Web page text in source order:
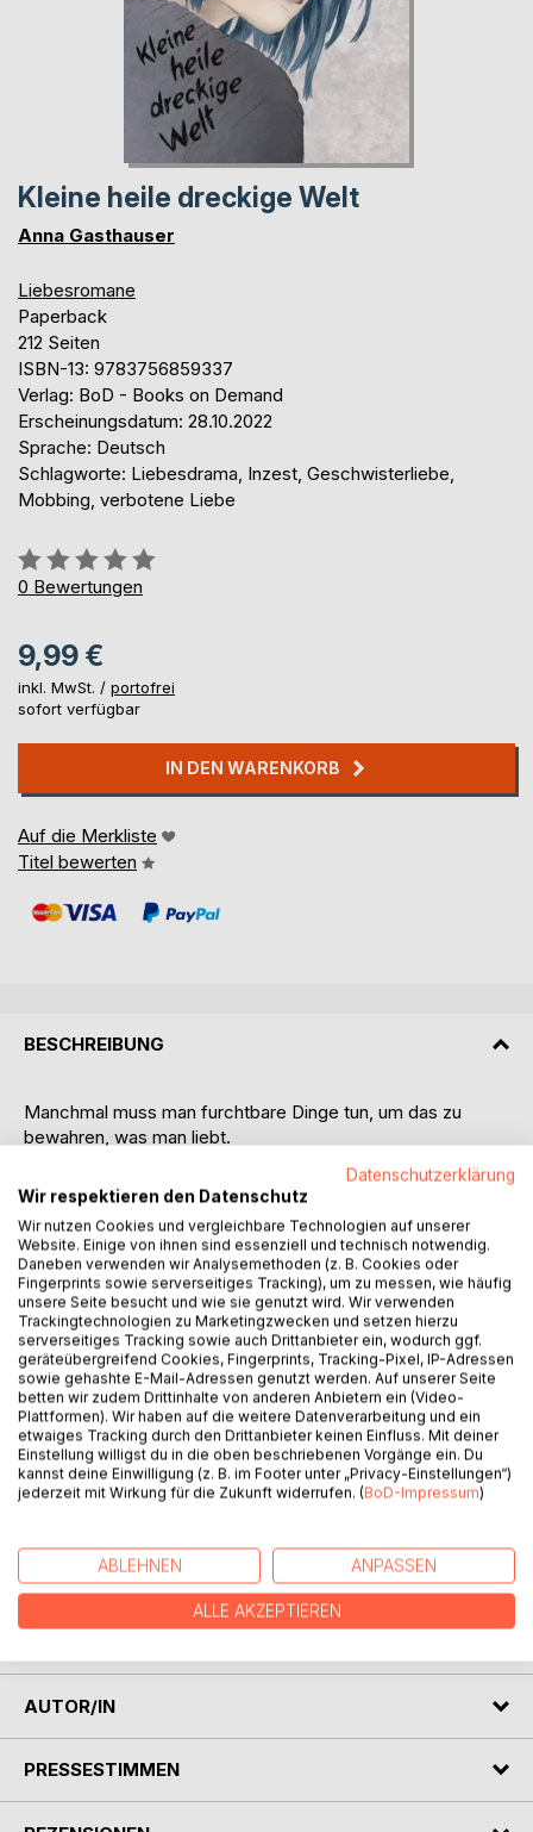
Kleine heile dreckige Welt
Anna Gasthauser
Liebesromane
Paperback
212 Seiten
ISBN-13: 9783756859337
Verlag: BoD - Books on Demand
Erscheinungsdatum: 28.10.2022
Sprache: Deutsch
Schlagworte: Liebesdrama, Inzest, Geschwisterliebe,
Mobbing, verbotene Liebe
Bewertung::
0%
0 Bewertungen
9,99 €
inkl. MwSt. / portofrei
sofort verfügbar
IN DEN WARENKORB
Auf die Merkliste
Titel bewerten
BESCHREIBUNG
Manchmal muss man furchtbare Dinge tun, um das zu
bewahren, was man liebt.
Arthur und seine jüngere Schwester Jane sind auf sich
allein gestellt. Sie vertrauen nur einander. Und sie hüten ein
dunkles Geheimnis: Vor Jahren begingen ihre Eltern im
Badezimmer Selbstmord.
Um nicht voneinander getrennt zu werden, verheimlichen
Arthur und Jane den Tod der Eltern und versuchen, das Bild
der vollständigen Familie nach außen aufrechtzuhalten.
Das Leben ist hart. Es ist geprägt von Armut, Gewalt,
Verwahrlosung und der Angst vor dem Tag, an dem die
Wahrheit ans Licht kommt. Nur in ihrem eigenen
Mikrokosmos, abgeschottet von der Welt, sind die beiden
Doch die Bedrohlichkeiten der Außenwelt lassen sich nicht
auf ewig fernhalten. Und als Arthurs Liebe zu Jane immer
gefährlichere und zerstörerische Ausmaße annimmt,
AUTOR/IN
PRESSESTIMMEN
Datenschutzerklärung
Wir respektieren den Datenschutz
Wir nutzen Cookies und vergleichbare Technologien auf unserer
Website. Einige von ihnen sind essenziell und technisch notwendig.
Daneben verwenden wir Analysemethoden (z. B. Cookies oder
Fingerprints sowie serverseitiges Tracking), um zu messen, wie häufig
unsere Seite besucht und wie sie genutzt wird. Wir verwenden
Trackingtechnologien zu Marketingzwecken und setzen hierzu
serverseitiges Tracking sowie auch Drittanbieter ein, wodurch ggf.
geräteübergreifend Cookies, Fingerprints, Tracking-Pixel, IP-Adressen
sowie gehashte E-Mail-Adressen genutzt werden. Auf unserer Seite
betten wir zudem Drittinhalte von anderen Anbietern ein (Video-
Plattformen). Wir haben auf die weitere Datenverarbeitung und ein
etwaiges Tracking durch den Drittanbieter keinen Einfluss. Mit deiner
Einstellung willigst du in die oben beschriebenen Vorgänge ein. Du
kannst deine Einwilligung (z. B. im Footer unter „Privacy-Einstellungen“)
jederzeit mit Wirkung für die Zukunft widerrufen. (BoD-Impressum)
ABLEHNEN ANPASSEN
ALLE AKZEPTIEREN